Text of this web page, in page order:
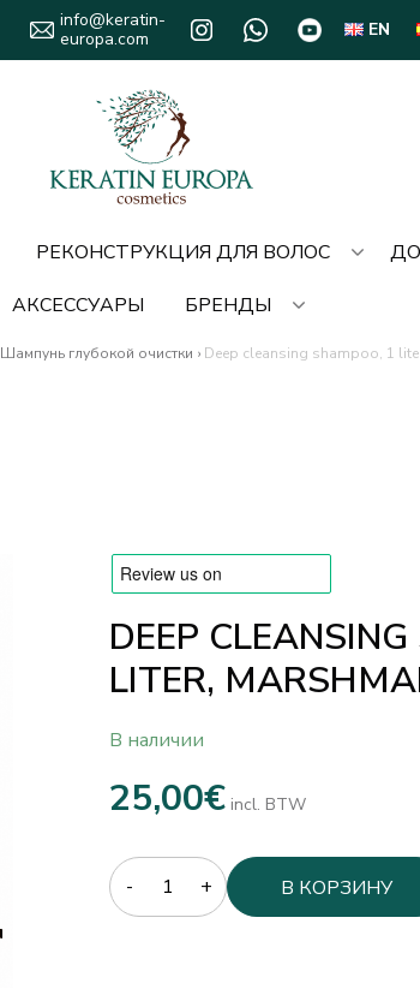
info@keratin-
europa.com
EN
РЕКОНСТРУКЦИЯ ДЛЯ ВОЛОС
АКСЕССУАРЫ
БРЕНДЫ
Шампунь глубокой очистки › Deep cleansing shampoo, 1
DEEP
LITER,
В наличии
25,00€ incl. BTW
Quantity
В КОРЗИНУ